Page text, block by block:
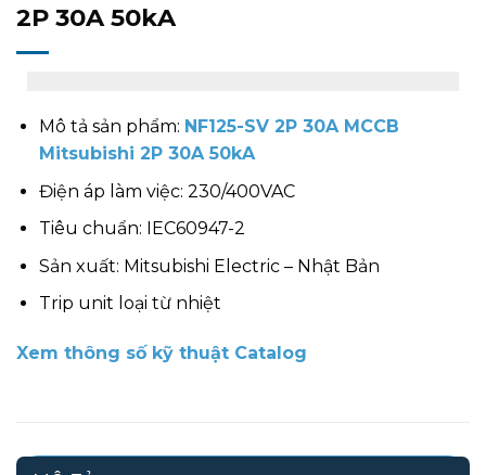
2P 30A 50kA
Mô tả sản phẩm: NF125-SV 2P 30A MCCB
Mitsubishi 2P 30A 50kA
Điện áp làm việc: 230/400VAC
Tiêu chuẩn: IEC60947-2
Sản xuất: Mitsubishi Electric – Nhật Bản
Trip unit loại từ nhiệt
Xem thông số kỹ thuật Catalog